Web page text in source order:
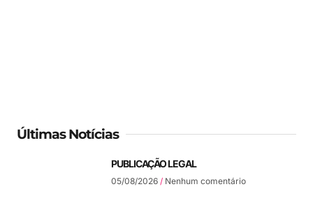
Últimas Notícias
PUBLICAÇÃO LEGAL
05/08/2026 Nenhum comentário